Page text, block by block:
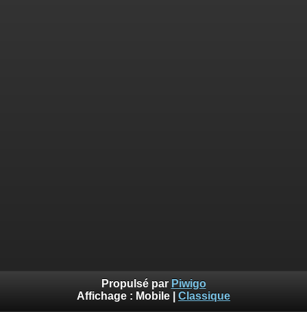
Propulsé par Piwigo
Affichage : Mobile Classique